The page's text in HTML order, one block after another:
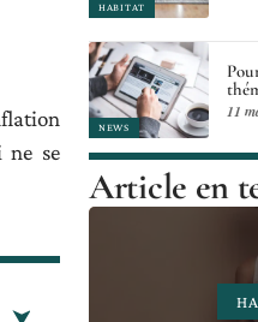
ne se
HABITAT
NEWS
11
Article en